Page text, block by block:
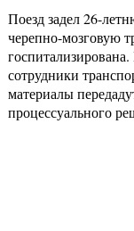
Поезд задел 26-
черепно-мозговую
сотрудники
материалы
процессуального